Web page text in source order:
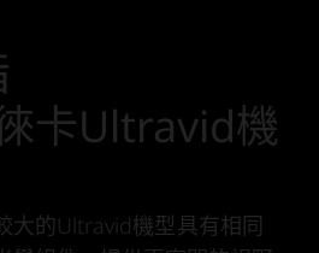
卡Ultravid機
大的Ultravid機型具有相同